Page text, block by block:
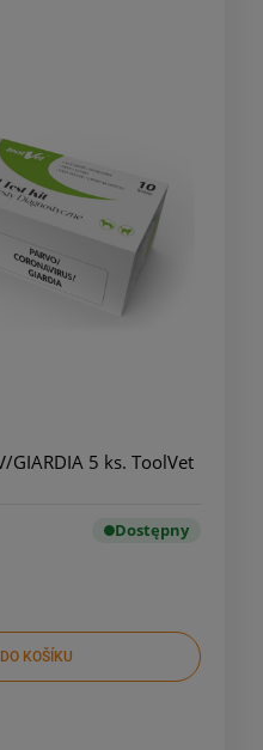
GIARDIA 5 ks. ToolVet
Dostępny
KOŠÍKU